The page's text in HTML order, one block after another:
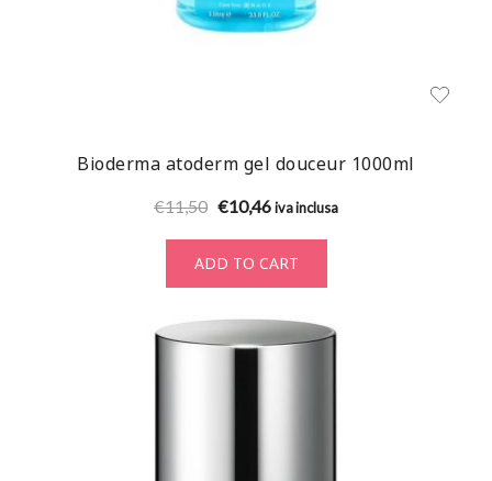
Bioderma atoderm gel douceur 1000ml
€11,50 Original
was:
€11,50.
€10,46Current
is:
€10,46.
iva inclusa
ADD TO CART